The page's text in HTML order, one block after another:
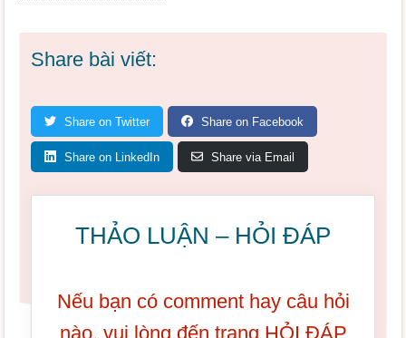
Share bài viết:
Share on Twitter Share on Facebook
Share on LinkedIn Share via Email
THẢO LUẬN – HỎI ĐÁP
Nếu bạn có comment hay câu hỏi
nào, vui lòng đến trang HỎI ĐÁP